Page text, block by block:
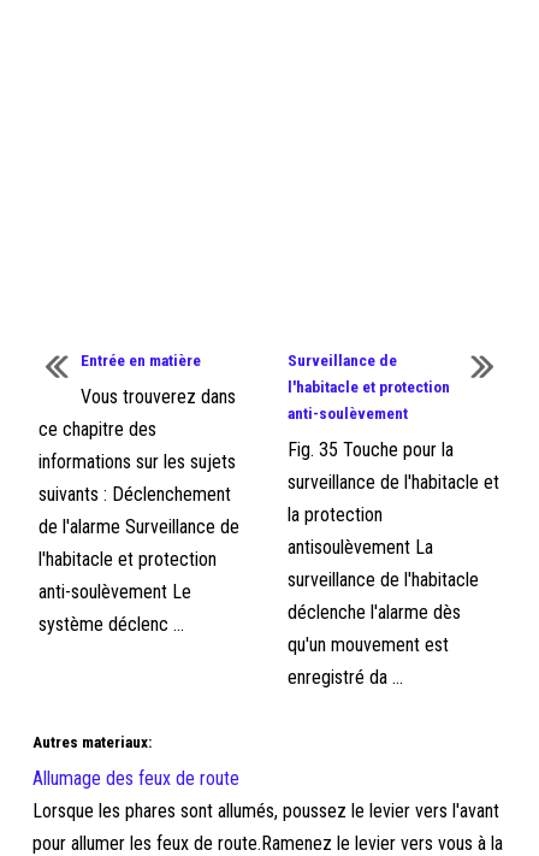
Entrée en matière
Vous trouverez dans
ce chapitre des
informations sur les sujets
suivants : Déclenchement
de l'alarme Surveillance de
l'habitacle et protection
anti-soulèvement Le
système déclenc ...
Surveillance de
l'habitacle et protection
anti-soulèvement
Fig. 35 Touche pour la
surveillance de l'habitacle et
la protection
antisoulèvement La
surveillance de l'habitacle
déclenche l'alarme dès
qu'un mouvement est
enregistré da ...
Autres materiaux:
Allumage des feux de route
Lorsque les phares sont allumés, poussez le levier vers l'avant
pour allumer les feux de route.Ramenez le levier vers vous à la